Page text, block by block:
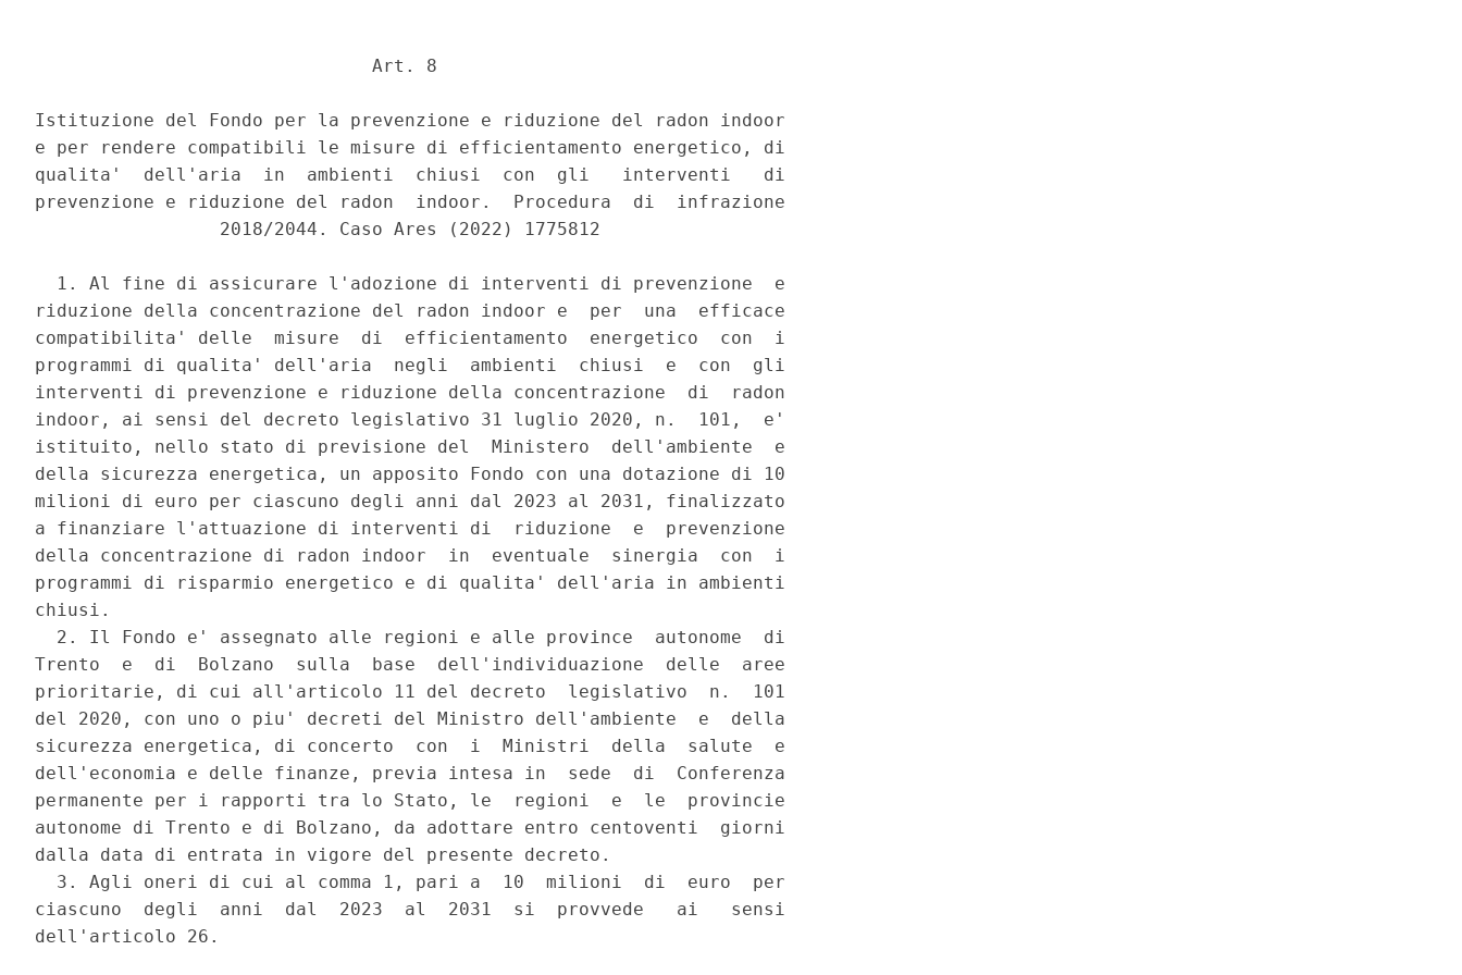
                               Art. 8
Istituzione del Fondo per la prevenzione e riduzione del radon indoor
e per rendere compatibili le misure di efficientamento energetico, di
qualita'  dell'aria  in  ambienti  chiusi  con  gli   interventi   di
prevenzione e riduzione del radon  indoor.  Procedura  di  infrazione
                 2018/2044. Caso Ares (2022) 1775812
  1. Al fine di assicurare l'adozione di interventi di prevenzione  e
riduzione della concentrazione del radon indoor e  per  una  efficace
compatibilita' delle  misure  di  efficientamento  energetico  con  i
programmi di qualita' dell'aria  negli  ambienti  chiusi  e  con  gli
interventi di prevenzione e riduzione della concentrazione  di  radon
indoor, ai sensi del decreto legislativo 31 luglio 2020, n.  101,  e'
istituito, nello stato di previsione del  Ministero  dell'ambiente  e
della sicurezza energetica, un apposito Fondo con una dotazione di 10
milioni di euro per ciascuno degli anni dal 2023 al 2031, finalizzato
a finanziare l'attuazione di interventi di  riduzione  e  prevenzione
della concentrazione di radon indoor  in  eventuale  sinergia  con  i
programmi di risparmio energetico e di qualita' dell'aria in ambienti
chiusi.
  2. Il Fondo e' assegnato alle regioni e alle province  autonome  di
Trento  e  di  Bolzano  sulla  base  dell'individuazione  delle  aree
prioritarie, di cui all'articolo 11 del decreto  legislativo  n.  101
del 2020, con uno o piu' decreti del Ministro dell'ambiente  e  della
sicurezza energetica, di concerto  con  i  Ministri  della  salute  e
dell'economia e delle finanze, previa intesa in  sede  di  Conferenza
permanente per i rapporti tra lo Stato, le  regioni  e  le  provincie
autonome di Trento e di Bolzano, da adottare entro centoventi  giorni
dalla data di entrata in vigore del presente decreto.
  3. Agli oneri di cui al comma 1, pari a  10  milioni  di  euro  per
ciascuno  degli  anni  dal  2023  al  2031  si  provvede   ai   sensi